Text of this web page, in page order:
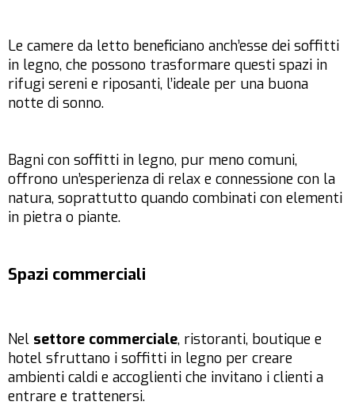
Le camere da letto beneficiano anch’esse dei soffitti
in legno, che possono trasformare questi spazi in
rifugi sereni e riposanti, l’ideale per una buona
notte di sonno.
Bagni con soffitti in legno, pur meno comuni,
offrono un’esperienza di relax e connessione con la
natura, soprattutto quando combinati con elementi
in pietra o piante.
Spazi commerciali
Nel settore commerciale, ristoranti, boutique e
hotel sfruttano i soffitti in legno per creare
ambienti caldi e accoglienti che invitano i clienti a
entrare e trattenersi.